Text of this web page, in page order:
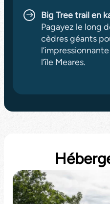
Big Tree trail en
Pagayez le long
cèdres géants
l’île Meares.